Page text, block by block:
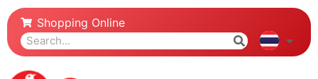
Shopping Online